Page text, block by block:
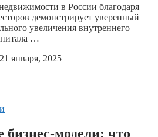
в России благодаря
демонстрирует уверенный
увеличения внутреннего
…
21 января, 2025
модели: что